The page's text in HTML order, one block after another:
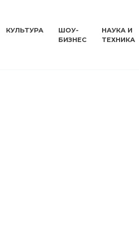
КУЛЬТУРА
ШОУ-
БИЗНЕС
НАУКА И
ТЕХНИКА